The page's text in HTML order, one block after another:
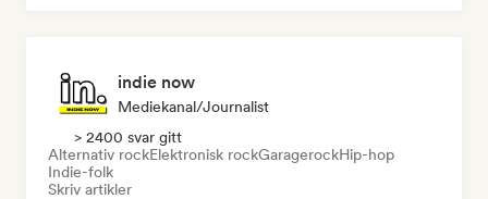
indie now
Mediekanal/journalist
> 2400 svar gitt
Alternativ rockElektronisk rockGaragerockHip-hop
Indie-folk
Skriv artikler